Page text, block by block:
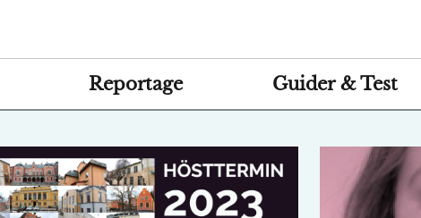
Reportage Guider & Test